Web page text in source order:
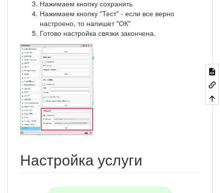
Нажимаем кнопку сохранить
Нажимаем кнопку "Тест" - если все верно
настроено, то напишет "ОК"
Готово настройка связки закончена.
Настройка услуги